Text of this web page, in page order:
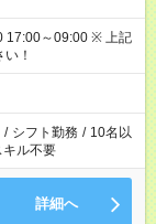
～09:00 ※ 上記
！
/ シフト勤務 / 10名以
キル不要
詳細へ